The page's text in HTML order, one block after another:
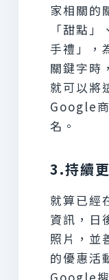
家相關的
「甜點
手禮」，
關鍵字時
就可以將
Google
名。
3.持續
就算已經
資訊，日
照片，並
的優惠活